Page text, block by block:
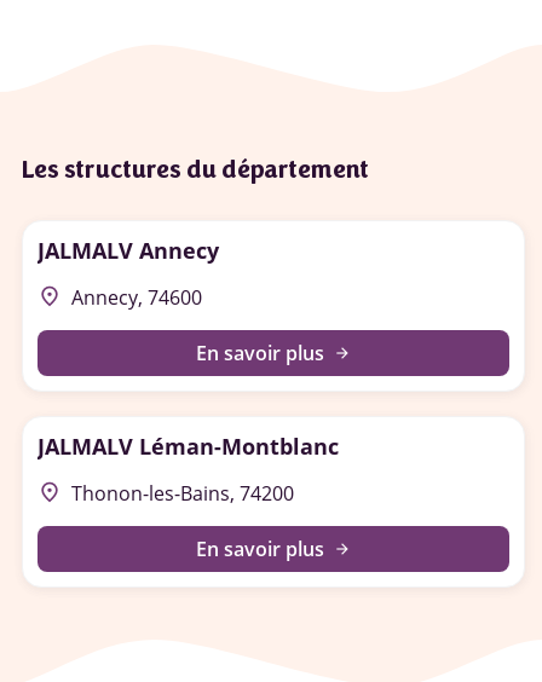
Les structures du département
JALMALV Annecy
place Annecy, 74600
En savoir plus arrow_forward
JALMALV Léman-Montblanc
place Thonon-les-Bains, 74200
En savoir plus arrow_forward